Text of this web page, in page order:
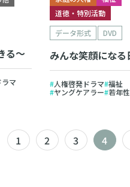
る～
マ
道徳・特別活動
データ形式
DVD
みんな笑顔になる
人権啓発ドラマ 福祉
ヤングケアラー 若年
1 2 3 4